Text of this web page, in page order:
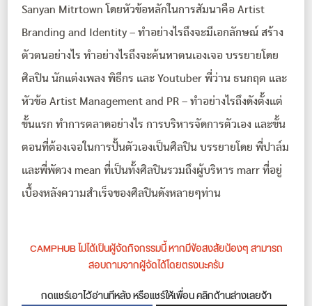
Sanyan Mitrtown โดยหัวข้อหลักในการสัมนาคือ Artist
Branding and Identity – ทำอย่างไรถึงจะมีเอกลักษณ์ สร้าง
ตัวตนอย่างไร ทำอย่างไรถึงจะค้นหาตนเองเจอ บรรยายโดย
ศิลปิน นักแต่งเพลง พิธีกร และ Youtuber พี่ว่าน ธนกฤต และ
หัวข้อ Artist Management and PR – ทำอย่างไรถึงดังตั้งแต่
ขั้นแรก ทำการตลาดอย่างไร การบริหารจัดการตัวเอง และขั้น
ตอนที่ต้องเจอในการปั้นตัวเองเป็นศิลปิน บรรยายโดย พี่ปาล์ม
และพี่พัดวง mean ที่เป็นทั้งศิลปินรวมถึงผู้บริหาร marr ที่อยู่
เบื้องหลังความสำเร็จของศิลปินดังหลายๆท่าน
CAMPHUB ไม่ได้เป็นผู้จัดกิจกรรมนี้ หากมีข้อสงสัยน้องๆ สามารถ
สอบถามจากผู้จัดได้โดยตรงนะครับ
กดแชร์เอาไว้อ่านทีหลัง หรือแชร์ให้เพื่อน คลิกด้านล่างเลยจ้า